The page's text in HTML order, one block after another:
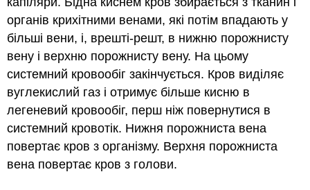
органів крихітними венами, які потім впадають у
більші вени, і, врешті-решт, в нижню порожнисту
вену і верхню порожнисту вену. На цьому
системний кровообіг закінчується. Кров виділяє
вуглекислий газ і отримує більше кисню в
легеневий кровообіг, перш ніж повернутися в
системний кровотік. Нижня порожниста вена
повертає кров з організму. Верхня порожниста
вена повертає кров з голови.